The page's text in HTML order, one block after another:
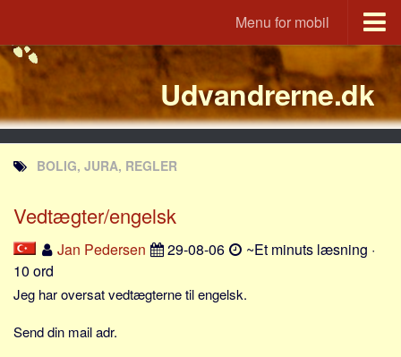
Menu for mobil
Portal
Udvandrerne.dk
Utvandrerne.no
Utvandrarna.se
Tyskland.dk
England.dk
Rusland.dk
JLKM.dk
Lande
Tyrkiet
Udvandrerne.dk
BOLIG, JURA, REGLER
Vedtægter/engelsk
Jan Pedersen 29-08-06
~Et minuts læsning ·
10 ord
Jeg har oversat vedtægterne til engelsk.
Send din mail adr.